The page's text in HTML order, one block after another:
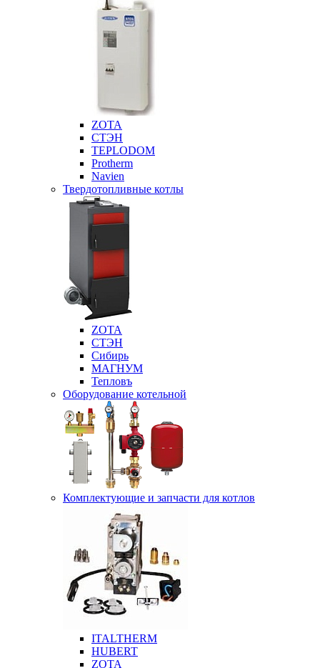
ZOTA
СТЭН
TEPLODOM
Protherm
Navien
Твердотопливные котлы
ZOTA
СТЭН
Сибирь
МАГНУМ
Тепловъ
Оборудование котельной
Комплектующие и запчасти для котлов
ITALTHERM
HUBERT
ZOTA